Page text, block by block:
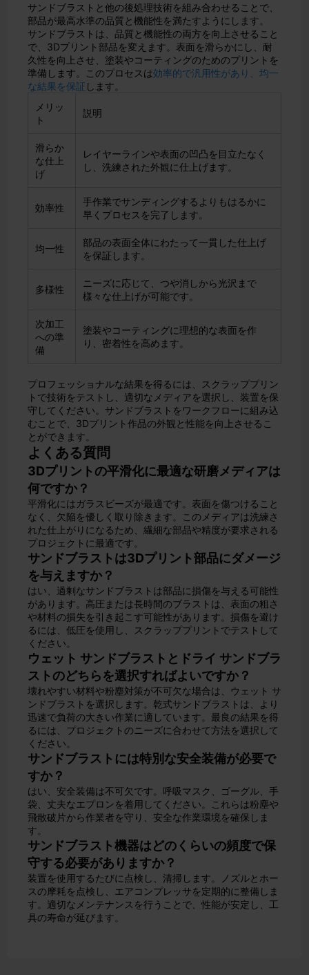
サンドブラストと他の後処理技術を組み合わせることで、
部品が最高水準の品質と機能性を満たすようにします。
サンドブラストは、品質と機能性の両方を向上させること
で、3Dプリント部品を変えます。表面を滑らかにし、耐
久性を向上させ、塗装やコーティングのためのプリントを
準備します。このプロセスは効率的で汎用性があり、均一
な結果を保証 します。
メリッ
ト
説明
滑らか
な仕上
げ
レイヤーラインや表面の凹凸を目立たなく
し、洗練された外観に仕上げます。
効率性
手作業でサンディングするよりもはるかに
早くプロセスを完了します。
均一性
部品の表面全体にわたって一貫した仕上げ
を保証します。
多様性
ニーズに応じて、つや消しから光沢まで
様々な仕上げが可能です。
次加工
への準
備
塗装やコーティングに理想的な表面を作
り、密着性を高めます。
プロフェッショナルな結果を得るには、スクラッププリン
トで技術をテストし、適切なメディアを選択し、装置を保
守してください。サンドブラストをワークフローに組み込
むことで、3Dプリント作品の外観と性能を向上させるこ
とができます。
よくある質問
3Dプリントの平滑化に最適な研磨メディアは
何ですか？
平滑化にはガラスビーズが最適です。表面を傷つけること
なく、欠陥を優しく取り除きます。このメディアは洗練さ
れた仕上がりになるため、繊細な部品や精度が要求される
プロジェクトに最適です。
サンドブラストは3Dプリント部品にダメージ
を与えますか？
はい、過剰なサンドブラストは部品に損傷を与える可能性
があります。高圧または長時間のブラストは、表面の粗さ
や材料の損失を引き起こす可能性があります。損傷を避け
るには、低圧を使用し、スクラッププリントでテストして
ください。
ウェット サンドブラストとドライ サンドブラ
ストのどちらを選択すればよいですか？
壊れやすい材料や粉塵対策が不可欠な場合は、ウェット サ
ンドブラストを選択します。乾式サンドブラストは、より
迅速で負荷の大きい作業に適しています。最良の結果を得
るには、プロジェクトのニーズに合わせて方法を選択して
ください。
サンドブラストには特別な安全装備が必要で
すか？
はい、安全装備は不可欠です。呼吸マスク、ゴーグル、手
袋、丈夫なエプロンを着用してください。これらは粉塵や
飛散破片から作業者を守り、安全な作業環境を確保しま
す。
サンドブラスト機器はどのくらいの頻度で保
守する必要がありますか？
装置を使用するたびに点検し、清掃します。ノズルとホー
スの摩耗を点検し、エアコンプレッサを定期的に整備しま
す。適切なメンテナンスを行うことで、性能が安定し、工
具の寿命が延びます。